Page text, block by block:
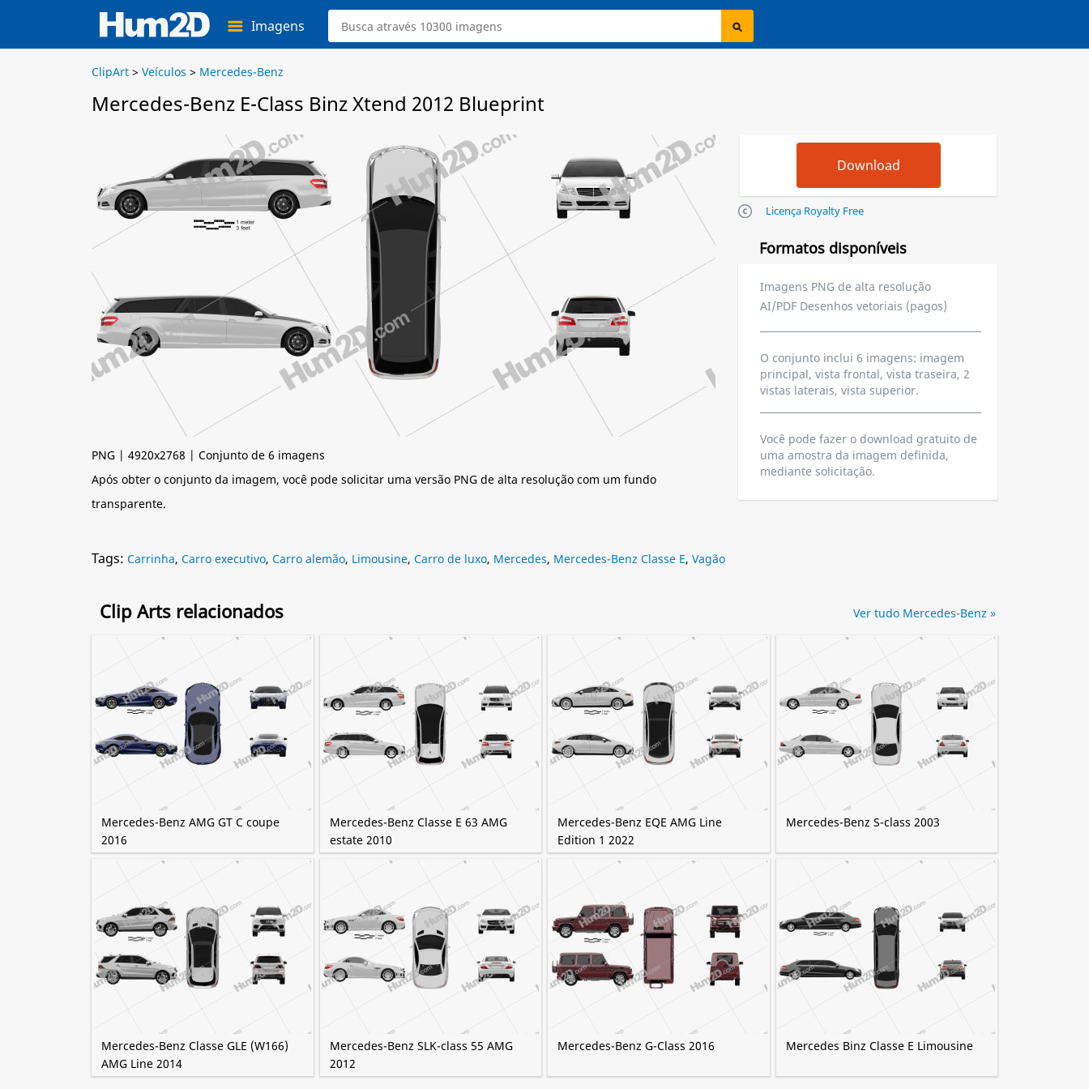
Imagens
ClipArt > Veículos > Mercedes-Benz
Mercedes-Benz E-Class Binz Xtend 2012 Blueprint
PNG | 4920x2768 | Conjunto de 6 imagens
Após obter o conjunto da imagem, você pode solicitar uma versão PNG de alta resolução com um fundo
transparente.
Licença Royalty Free
Formatos disponíveis
Imagens PNG de alta resolução
AI/PDF Desenhos vetoriais (pagos)
O conjunto inclui 6 imagens: imagem
principal, vista frontal, vista traseira, 2
vistas laterais, vista superior.
Você pode fazer o download gratuito de
uma amostra da imagem definida,
mediante solicitação.
Tags: Carrinha, Carro executivo, Carro alemão, Limousine, Carro de luxo, Mercedes, Mercedes-Benz Classe E, Vagão
Clip Arts relacionados
Mercedes-Benz AMG GT C coupe
2016
Mercedes-Benz Classe E 63 AMG
estate 2010
Mercedes-Benz EQE AMG Line
Edition 1 2022
Mercedes-Benz S-class 2003
Mercedes-Benz Classe GLE (W166)
AMG Line 2014
Mercedes-Benz SLK-class 55 AMG
2012
Mercedes-Benz G-Class 2016 Mercedes Binz Classe E Limousine
Ver tudo Mercedes-Benz »